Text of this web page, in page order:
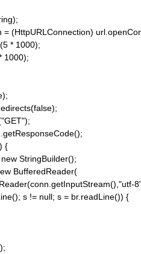
= (HttpURLConnection)
* 1000);
1000);
{
new StringBuilder();
new BufferedReader(
s != null; s = br.readLine()) {